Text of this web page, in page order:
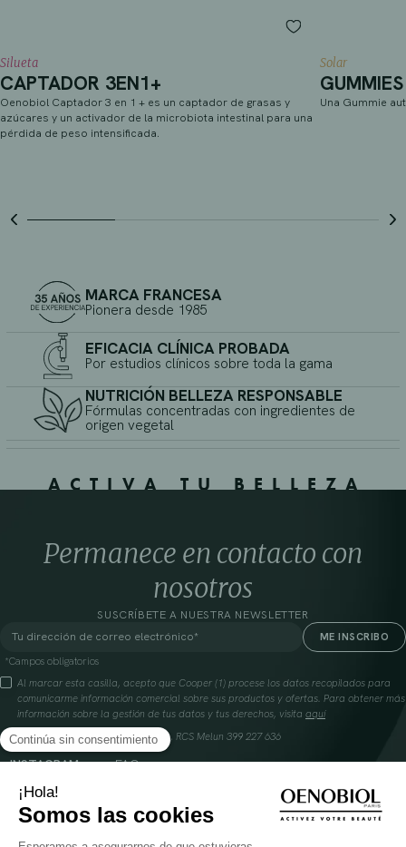
Silueta
CAPTADOR 3EN1+
Oenobiol Captador 3 en 1 + es un captador de grasas y
azúcares y un activador de la microbiota intestinal para una
pérdida de peso intensificada.
Solar
Una Gummie
MARCA FRANCESA
Pionera desde 1985
EFICACIA CLÍNICA PROBADA
Por estudios clínicos sobre toda la gama
NUTRICIÓN BELLEZA RESPONSABLE
Fórmulas concentradas con ingredientes de
origen vegetal
ACTIVA TU BELLEZA
Permanece en contacto con
nosotros
SUSCRÍBETE A NUESTRA NEWSLETTER
*Campos obligatorios
Al marcar esta casilla, acepto que Cooper (1) procese los datos recopilados para
comunicarme información comercial sobre sus productos y ofertas. Para obtener más
información sobre la gestión de tus datos y tus derechos, visita aquí
Cooperación farmacéutica francesa, RCS Melun 399 227 636
INSTAGRAM
TIKTOK
YOUTUBE
FAQ
DÓNDE ENCONTRAR NUESTROS PRODUCTOS